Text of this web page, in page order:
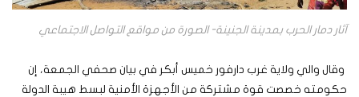
آثار دمار الحرب بمدينة الجنينة- الصورة من مواقع التواصل الاجتماعي
وقال والي ولاية غرب دارفور خميس أبكر في بيان صحفي الجمعة، إن
حكومته خصصت قوة مشتركة من الأجهزة الأمنية لبسط هيبة الدولة